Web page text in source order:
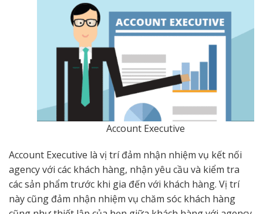
Account Executive
Account Executive là vị trí đảm nhận nhiệm vụ kết nối
agency với các khách hàng, nhận yêu cầu và kiểm tra
các sản phẩm trước khi gia đến với khách hàng. Vị trí
này cũng đảm nhận nhiệm vụ chăm sóc khách hàng